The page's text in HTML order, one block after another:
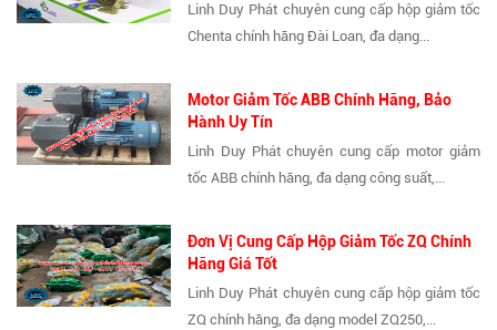
Linh Duy Phát chuyên cung cấp hộp giảm tốc
Chenta chính hãng Đài Loan, đa dạng...
Motor Giảm Tốc ABB Chính Hãng, Bảo
Hành Uy Tín
Linh Duy Phát chuyên cung cấp motor giảm
tốc ABB chính hãng, đa dạng công suất,...
Đơn Vị Cung Cấp Hộp Giảm Tốc ZQ Chính
Hãng Giá Tốt
Linh Duy Phát chuyên cung cấp hộp giảm tốc
ZQ chính hãng, đa dạng model ZQ250,...